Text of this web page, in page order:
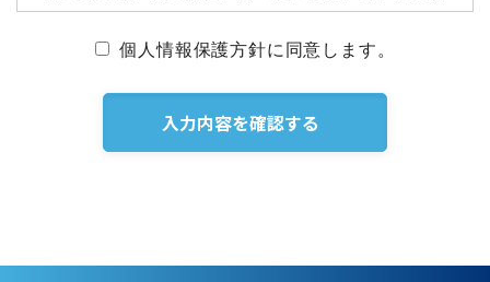
シーポリシーを遵守し、個人情報を適法かつ適正に取
ご利用の窓口・管理者となる方の情報
個人情報保護方針に同意します。
入力内容を確認する